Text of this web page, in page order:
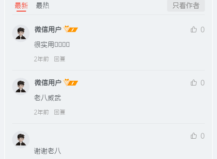
最新 最热 只看作者
微信用户
0
很实用👍🏻👍🏻
2年前 回复
微信用户
0
老八威武
2年前 回复
0
谢谢老八